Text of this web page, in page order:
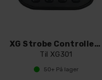
XG Strobe Controller Trådløs
Til XG301
50+På lager